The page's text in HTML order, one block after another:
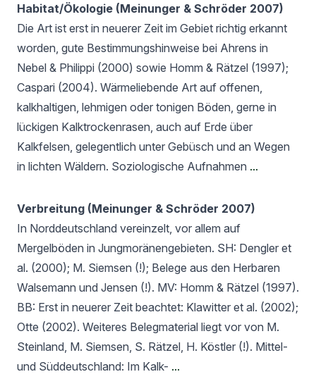
Habitat/Ökologie (Meinunger & Schröder 2007)
Die Art ist erst in neuerer Zeit im Gebiet richtig erkannt
worden, gute Bestimmungshinweise bei Ahrens in
Nebel & Philippi (2000) sowie Homm & Rätzel (1997);
Caspari (2004). Wärmeliebende Art auf offenen,
kalkhaltigen, lehmigen oder tonigen Böden, gerne in
lückigen Kalktrockenrasen, auch auf Erde über
Kalkfelsen, gelegentlich unter Gebüsch und an Wegen
in lichten Wäldern. Soziologische Aufnahmen ...
Verbreitung (Meinunger & Schröder 2007)
In Norddeutschland vereinzelt, vor allem auf
Mergelböden in Jungmoränengebieten. SH: Dengler et
al. (2000); M. Siemsen (!); Belege aus den Herbaren
Walsemann und Jensen (!). MV: Homm & Rätzel (1997).
BB: Erst in neuerer Zeit beachtet: Klawitter et al. (2002);
Otte (2002). Weiteres Belegmaterial liegt vor von M.
Steinland, M. Siemsen, S. Rätzel, H. Köstler (!). Mittel-
und Süddeutschland: Im Kalk- ...